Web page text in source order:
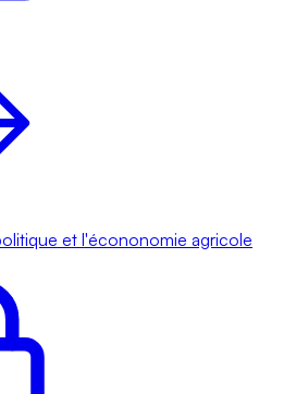
et l'écononomie agricole